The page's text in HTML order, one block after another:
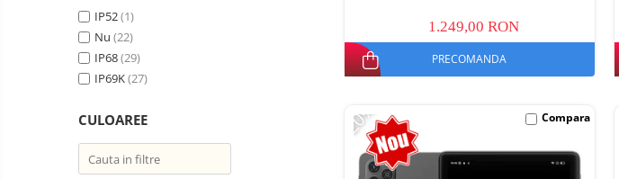
IP52(1)
Nu (22)
IP68(29)
IP69K(27)
CULOAREE
1.249,00 RON
PRECOMANDA
-20% Compara